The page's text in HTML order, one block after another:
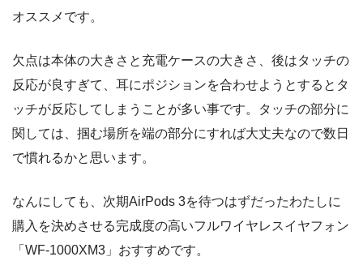
オススメです。
欠点は本体の大きさと充電ケースの大きさ、後はタッチの
反応が良すぎて、耳にポジションを合わせようとするとタ
ッチが反応してしまうことが多い事です。タッチの部分に
関しては、掴む場所を端の部分にすれば大丈夫なので数日
で慣れるかと思います。
なんにしても、次期AirPods 3を待つはずだったわたしに
購入を決めさせる完成度の高いフルワイヤレスイヤフォン
「WF-1000XM3」おすすめです。